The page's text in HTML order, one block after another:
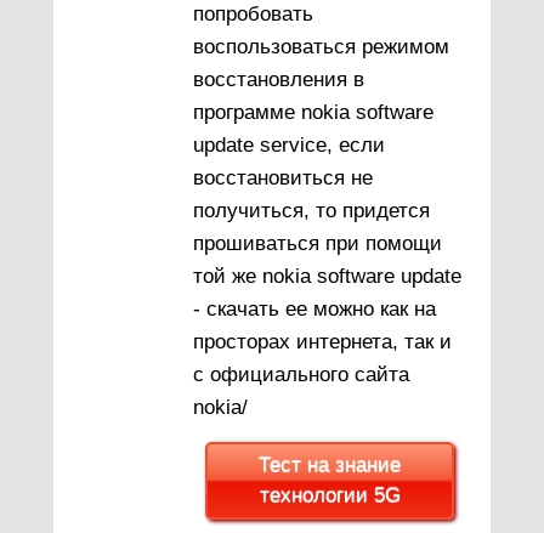
попробовать
воспользоваться режимом
восстановления в
программе nokia software
update service, если
восстановиться не
получиться, то придется
прошиваться при помощи
той же nokia software update
- скачать ее можно как на
просторах интернета, так и
с официального сайта
nokia/
Тест на знание
технологии 5G